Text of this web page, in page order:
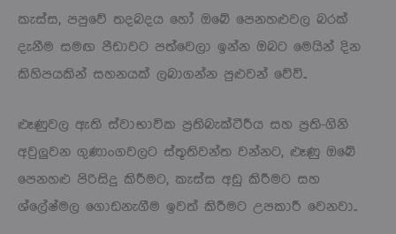
කැස්ස, පපුවේ තදබදය හෝ ඔබේ පෙනහළුවල බරක්
දැනීම සමඟ පීඩාවට පත්වෙලා ඉන්න ඔබට මෙයින් දින
කිහිපයකින් සහනයක් ලබාගන්න පුළුවන් වේවි..
ළූණුවල ඇති ස්වාභාවික ප්‍රතිබැක්ටීරීය සහ ප්‍රති-ගිනි
අවුලුවන ගුණාංගවලට ස්තූතිවන්ත වන්නට, ළූණු ඔබේ
පෙනහළු පිරිසිදු කිරීමට, කැස්ස අඩු කිරීමට සහ
ශ්ලේෂ්මල ගොඩනැගීම ඉවත් කිරීමට උපකාරී වෙනවා..